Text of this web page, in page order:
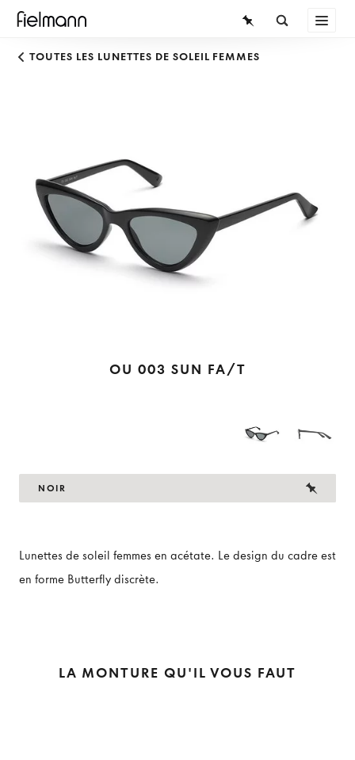
LUNETTES
CONNAISSANCES
SERVICE
TOUTES LES LUNETTES DE SOLEIL FEMMES
OU 003 SUN FA/T
NOIR
Lunettes de soleil femmes en acétate. Le design du cadre est
en forme Butterfly discrète.
LA MONTURE QU'IL VOUS FAUT